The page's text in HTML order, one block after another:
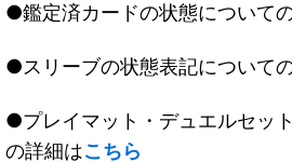
●鑑定済カードの状態について
●スリーブの状態表記について
●プレイマット・デュエルセッ
の詳細はこちら